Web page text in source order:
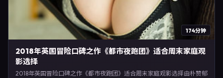
174分钟
2018年英国冒险口碑之作《都市夜跑团》适合周末家庭观
影选择
2018年英国冒险口碑之作《都市夜跑团》适合周末家庭观影选择由朴赞郁